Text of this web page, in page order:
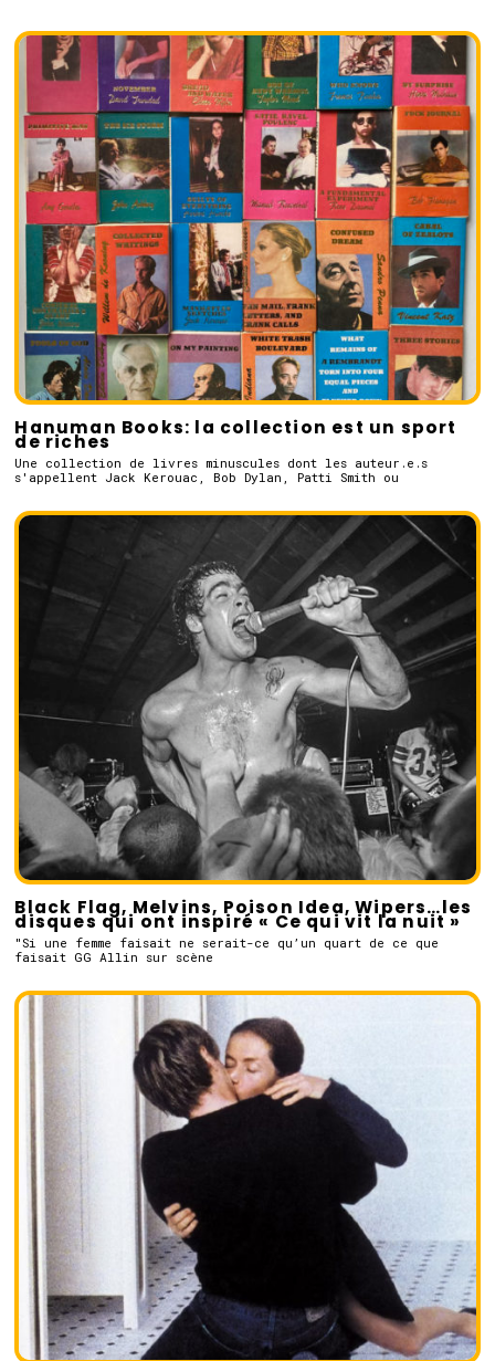
Hanuman Books: la collection est un sport
de riches
Une collection de livres minuscules dont les auteur.e.s
s'appellent Jack Kerouac, Bob Dylan, Patti Smith ou
Black Flag, Melvins, Poison Idea, Wipers…les
disques qui ont inspiré « Ce qui vit la nuit »
"Si une femme faisait ne serait-ce qu’un quart de ce que
faisait GG Allin sur scène